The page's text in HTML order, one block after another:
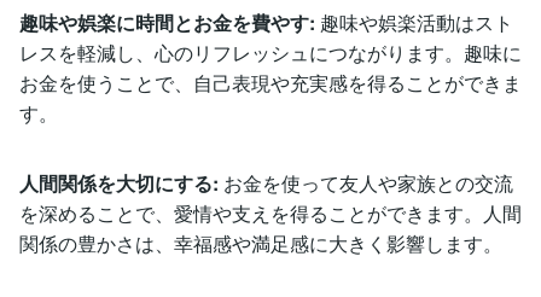
趣味や娯楽に時間とお金を費やす: 趣味や娯楽活動はスト
レスを軽減し、心のリフレッシュにつながります。趣味に
お金を使うことで、自己表現や充実感を得ることができま
す。
人間関係を大切にする: お金を使って友人や家族との交流
を深めることで、愛情や支えを得ることができます。人間
関係の豊かさは、幸福感や満足感に大きく影響します。